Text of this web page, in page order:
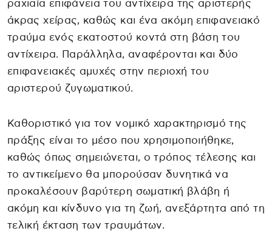
ραχιαία επιφάνεια του αντίχειρα της αριστερής
άκρας χείρας, καθώς και ένα ακόμη επιφανειακό
τραύμα ενός εκατοστού κοντά στη βάση του
αντίχειρα. Παράλληλα, αναφέρονται και δύο
επιφανειακές αμυχές στην περιοχή του
αριστερού ζυγωματικού.
Καθοριστικό για τον νομικό χαρακτηρισμό της
πράξης είναι το μέσο που χρησιμοποιήθηκε,
καθώς όπως σημειώνεται, ο τρόπος τέλεσης και
το αντικείμενο θα μπορούσαν δυνητικά να
προκαλέσουν βαρύτερη σωματική βλάβη ή
ακόμη και κίνδυνο για τη ζωή, ανεξάρτητα από τη
τελική έκταση των τραυμάτων.